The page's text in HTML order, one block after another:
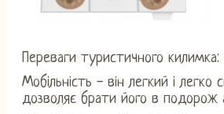
Переваги туристичного килимка:
Мобільність - він легкий і легко
дозволяє брати його в подорож